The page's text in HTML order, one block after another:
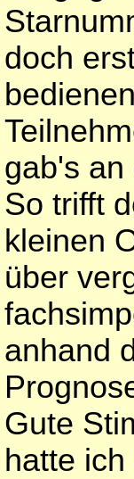
doch
gab's an
So trifft
kleinen
über
anhand
Gute
hatte